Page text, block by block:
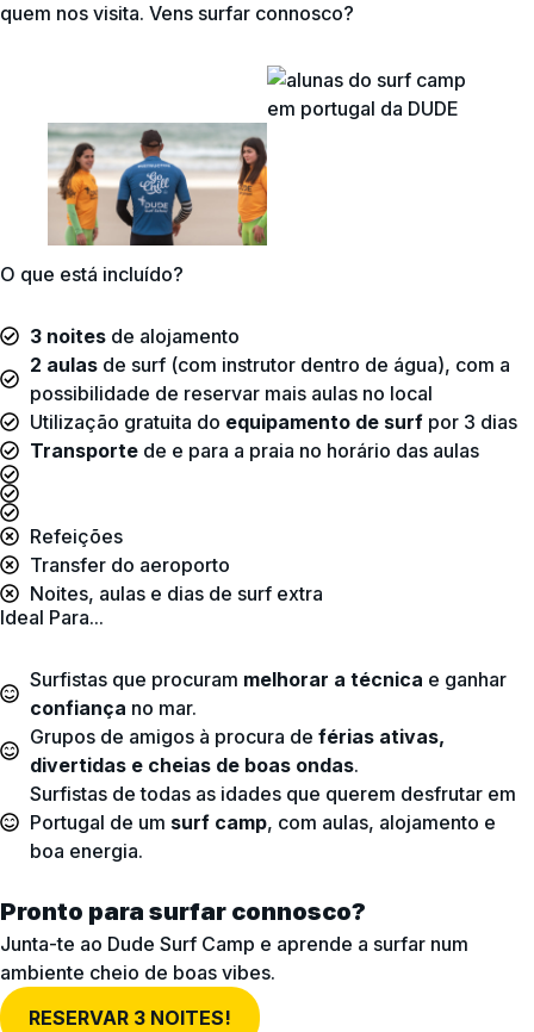
quem nos visita. Vens surfar connosco?
O que está incluído?
3 noites de alojamento
2 aulas de surf (com instrutor dentro de água), com a
possibilidade de reservar mais aulas no local
Utilização gratuita do equipamento de surf por 3 dias
Transporte de e para a praia no horário das aulas
Refeições
Transfer do aeroporto
Noites, aulas e dias de surf extra
Ideal Para...
Surfistas que procuram melhorar a técnica e ganhar
confiança no mar.
Grupos de amigos à procura de férias ativas,
divertidas e cheias de boas ondas.
Surfistas de todas as idades que querem desfrutar em
Portugal de um surf camp, com aulas, alojamento e
boa energia.
Pronto para surfar connosco?
Junta-te ao Dude Surf Camp e aprende a surfar num
ambiente cheio de boas vibes.
RESERVAR 3 NOITES!